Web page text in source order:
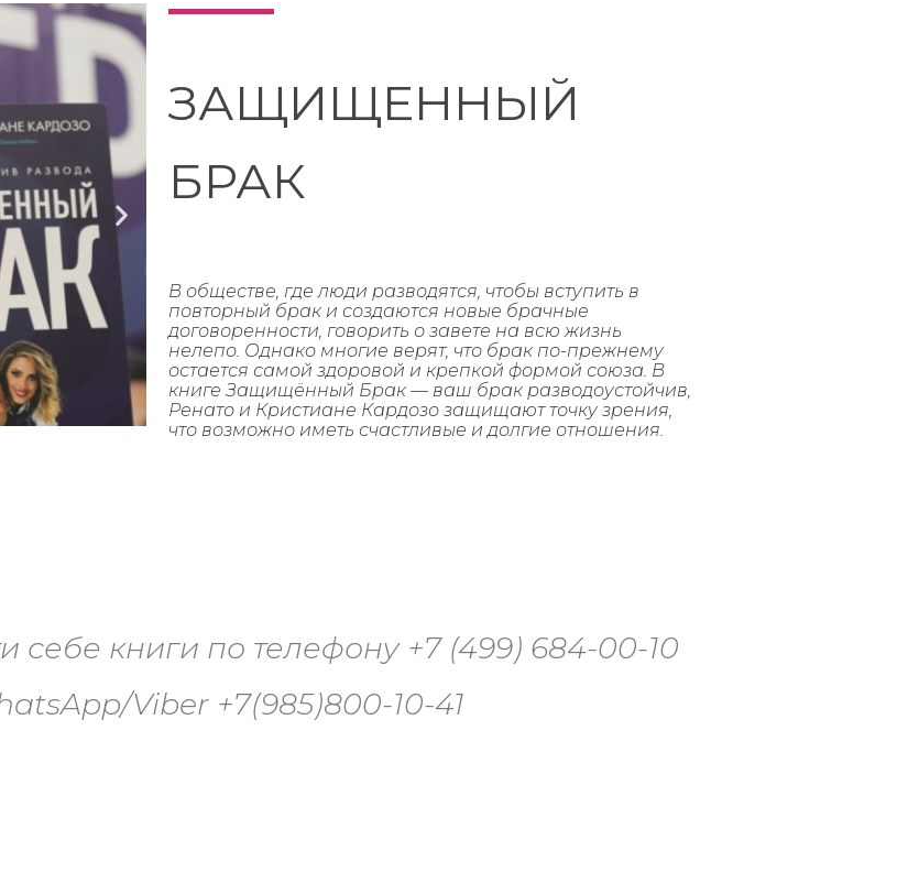
ЗАЩИЩЕННЫЙ
БРАК
В обществе, где люди разводятся, чтобы вступить в
повторный брак и создаются новые брачные
договоренности, говорить о завете на всю жизнь
нелепо. Однако многие верят, что брак по-прежнему
остается самой здоровой и крепкой формой союза. В
книге Защищённый Брак — ваш брак разводоустойчив,
Ренато и Кристиане Кардозо защищают точку зрения,
что возможно иметь счастливые и долгие отношения.
себе книги по телефону +7 (499) 684-00-10
Viber +7(985)800-10-41